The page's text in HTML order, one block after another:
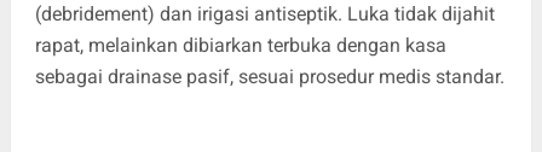
(debridement) dan irigasi antiseptik. Luka tidak dijahit
rapat, melainkan dibiarkan terbuka dengan kasa
sebagai drainase pasif, sesuai prosedur medis standar.